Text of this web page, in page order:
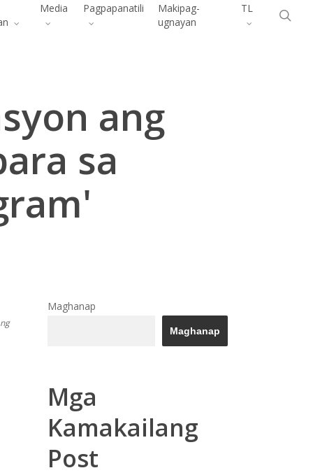
Media Pagpapanatili
Makipag-
ugnayan
TL
ang
sa
Maghanap
Maghanap
Mga
Kamakailang
Post
Menu